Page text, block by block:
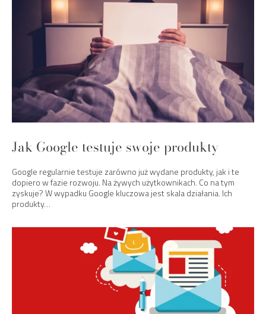
Jak Google testuje swoje produkty
Google regularnie testuje zarówno już wydane produkty, jak i te
dopiero w fazie rozwoju. Na żywych użytkownikach. Co na tym
zyskuje? W wypadku Google kluczowa jest skala działania. Ich
produkty…